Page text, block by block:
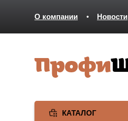
О компании Новости
КАТАЛОГ